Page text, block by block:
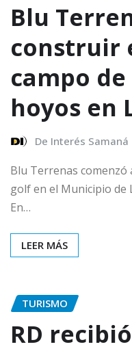
Blu
construir
campo
hoyos en
De Interés Samaná
Blu Terrenas
golf en el Municipio de
En…
LEER MÁS
TURISMO
RD